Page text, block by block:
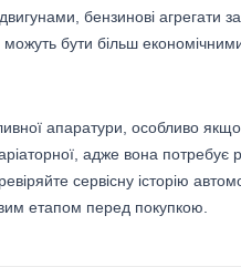
бензинові агрегати
бути більш
апаратури, особливо
адже вона
сервісну історію
етапом перед покупкою.